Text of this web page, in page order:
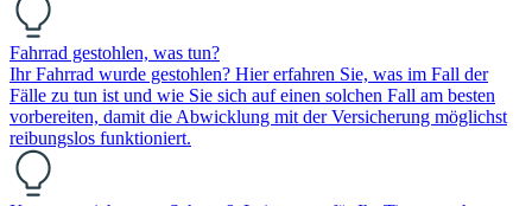
Fahrrad gestohlen, was tun?
Ihr Fahrrad wurde gestohlen? Hier erfahren Sie, was im Fall der
Fälle zu tun ist und wie Sie sich auf einen solchen Fall am besten
vorbereiten, damit die Abwicklung mit der Versicherung möglichst
reibungslos funktioniert.